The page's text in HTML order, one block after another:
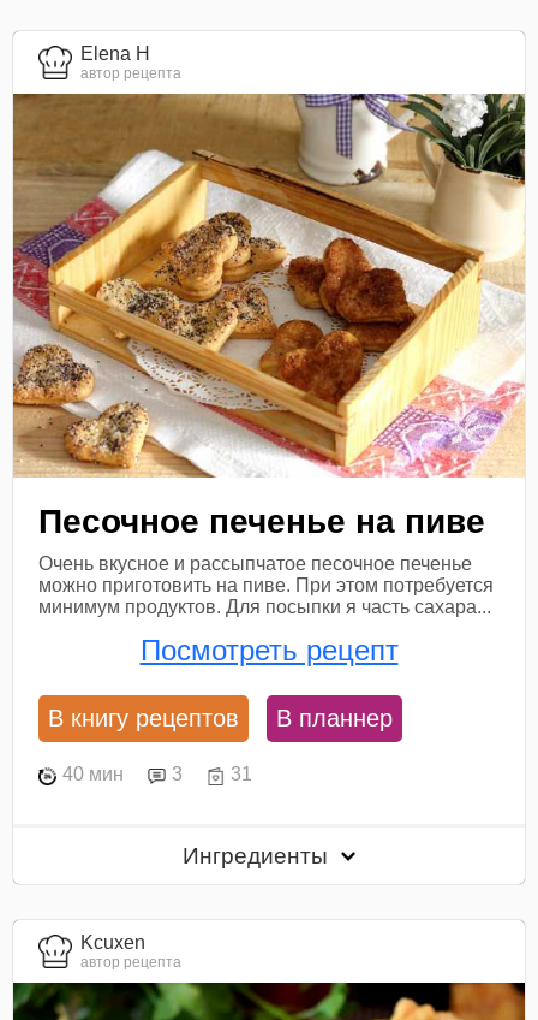
Elena H
автор рецепта
Песочное печенье на пиве
Очень вкусное и рассыпчатое песочное печенье
можно приготовить на пиве. При этом потребуется
минимум продуктов. Для посыпки я часть сахара...
Посмотреть рецепт
В книгу рецептов В планнер
40 мин 3 31
Ингредиенты
Kcuxen
автор рецепта